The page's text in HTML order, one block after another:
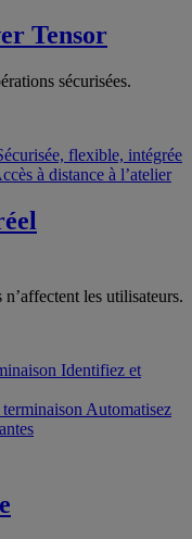
Tensor
sécurisées.
flexible, intégrée
à distance à l’atelier
les utilisateurs.
Identifiez et
Automatisez